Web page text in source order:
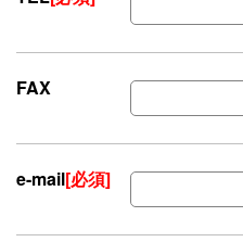
FAX
e-mail[必須]